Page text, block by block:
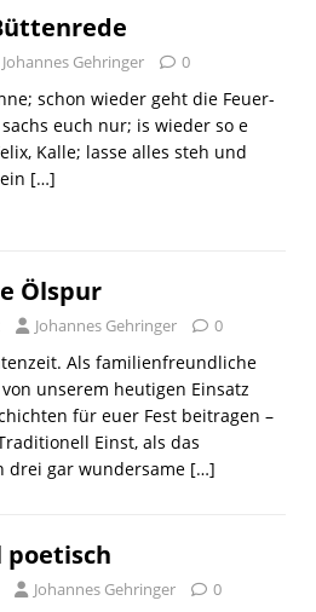
Johannes Gehringer 0
schon wieder geht die Feuer-
euch nur; is wieder so e
Kalle; lasse alles steh und
[…]
Ölspur
Johannes Gehringer 0
Als familienfreundliche
unserem heutigen Einsatz
für euer Fest beitragen –
Einst, als das
drei gar wundersame […]
poetisch
Johannes Gehringer 0